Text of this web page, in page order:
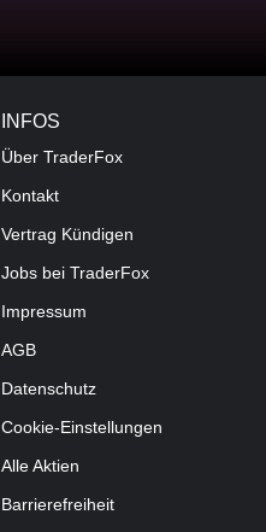
INFOS
Über TraderFox
Kontakt
Vertrag Kündigen
Jobs bei TraderFox
Impressum
AGB
Datenschutz
Cookie-Einstellungen
Alle Aktien
Barrierefreiheit